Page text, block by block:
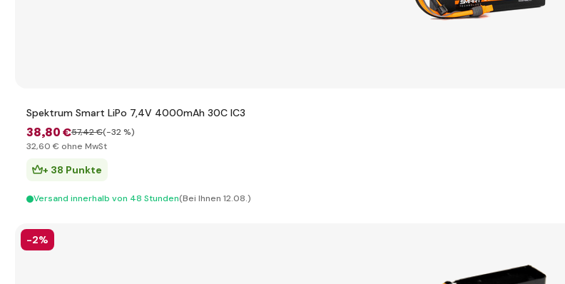
Spektrum Smart LiPo 7,4V 4000mAh 30C IC3
38,80 €57,42 €(-32 %)
32,60 € ohne MwSt
+ 38 Punkte
Versand innerhalb von 48 Stunden(Bei Ihnen 12.08.)
-2%